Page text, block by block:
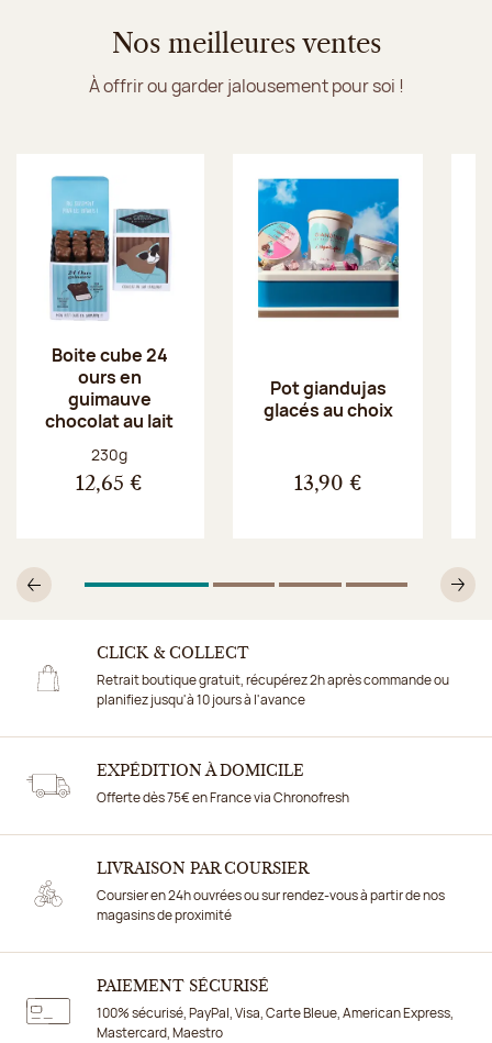
Nos meilleures ventes
À offrir ou garder jalousement pour soi !
Boite cube 24
ours en
guimauve
chocolat au lait
Poids net :
230g
12,65 €
Pot giandujas
glacés au choix
13,90 €
Précédent
1Sur 4 2Sur 4
3Sur 4
4Sur 4
CLICK & COLLECT
Retrait boutique gratuit, récupérez 2h après commande ou
planifiez jusqu'à 10 jours à l'avance
EXPÉDITION À DOMICILE
Offerte dès 75€ en France via Chronofresh
LIVRAISON PAR COURSIER
Coursier en 24h ouvrées ou sur rendez-vous à partir de nos
magasins de proximité
PAIEMENT SÉCURISÉ
100% sécurisé, PayPal, Visa, Carte Bleue, American Express,
Mastercard, Maestro